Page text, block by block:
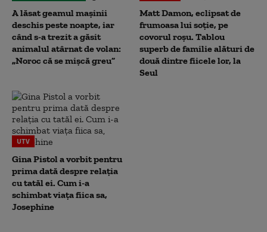
A lăsat geamul mașinii
deschis peste noapte, iar
când s-a trezit a găsit
animalul atârnat de volan:
„Noroc că se mișcă greu”
Matt Damon, eclipsat de
frumoasa lui soție, pe
covorul roșu. Tablou
superb de familie alături de
două dintre fiicele lor, la
Seul
UTV
Gina Pistol a vorbit pentru
prima dată despre relația
cu tatăl ei. Cum i-a
schimbat viața fiica sa,
Josephine